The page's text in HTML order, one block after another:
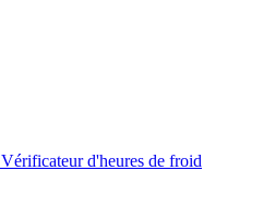
Vérificateur d'heures de froid